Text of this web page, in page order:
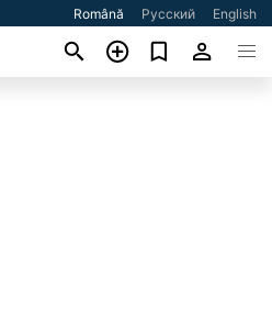
Română Русский English